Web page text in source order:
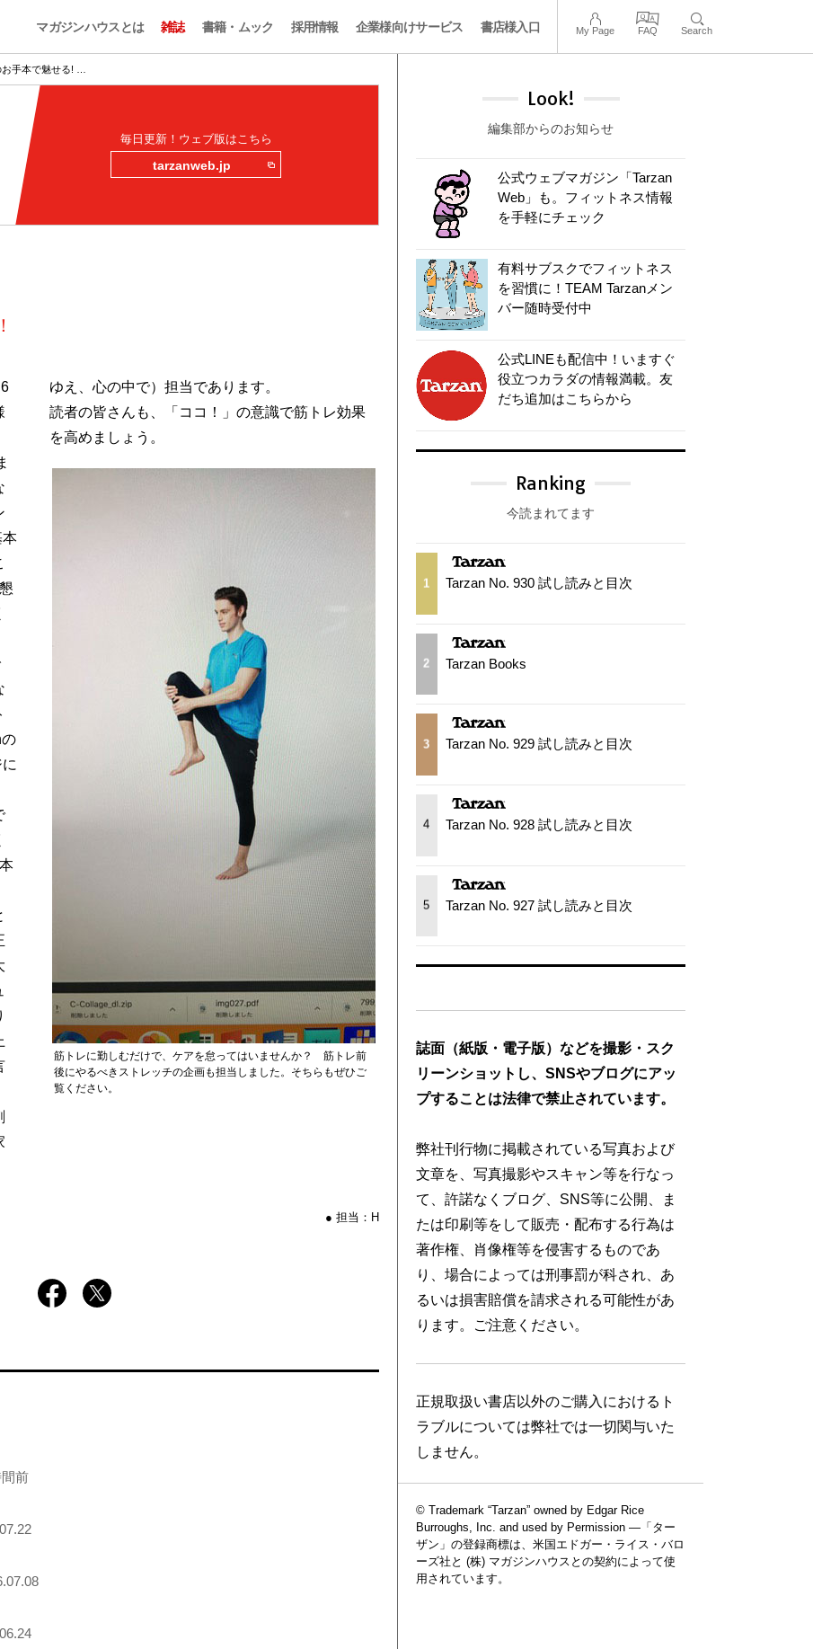
マガジンハウスとは 雑誌 書籍・ムック 採用情報 企業様向けサービス 書店様入口 My Page FAQ Search
お手本で魅せる! …
毎日更新！ウェブ版はこちら
tarzanweb.jp
ゆえ、心の中で）担当であります。
読者の皆さんも、「ココ！」の意識で筋トレ効果
を高めましょう。
筋トレに勤しむだけで、ケアを怠ってはいませんか？ 筋トレ前
後にやるべきストレッチの企画も担当しました。そちらもぜひご
覧ください。
● 担当：H
前
Look!
編集部からのお知らせ
公式ウェブマガジン「Tarzan
Web」も。フィットネス情報
を手軽にチェック
有料サブスクでフィットネス
を習慣に！TEAM Tarzanメン
バー随時受付中
公式LINEも配信中！いますぐ
役立つカラダの情報満載。友
だち追加はこちらから
Ranking
今読まれてます
1 Tarzan No. 930 試し読みと目次
2 Tarzan Books
3 Tarzan No. 929 試し読みと目次
4 Tarzan No. 928 試し読みと目次
5 Tarzan No. 927 試し読みと目次
誌面（紙版・電子版）などを撮影・スク
リーンショットし、SNSやブログにアッ
プすることは法律で禁止されています。
弊社刊行物に掲載されている写真および
文章を、写真撮影やスキャン等を行なっ
て、許諾なくブログ、SNS等に公開、ま
たは印刷等をして販売・配布する行為は
著作権、肖像権等を侵害するものであ
り、場合によっては刑事罰が科され、あ
るいは損害賠償を請求される可能性があ
ります。ご注意ください。
正規取扱い書店以外のご購入におけるト
ラブルについては弊社では一切関与いた
しません。
© Trademark “Tarzan” owned by Edgar Rice
Burroughs, Inc. and used by Permission —「ター
ザン」の登録商標は、米国エドガー・ライス・バロ
ーズ社と (株) マガジンハウスとの契約によって使
用されています。